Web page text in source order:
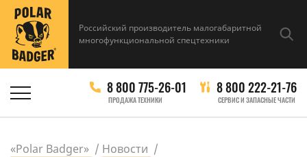
Российский производитель малогабаритной
многофункциональной спецтехники
8 800 775-26-01
ПРОДАЖА ТЕХНИКИ
8 800 222-21-76
СЕРВИС И ЗАПАСНЫЕ ЧАСТИ
«Polar Badger»
Новости